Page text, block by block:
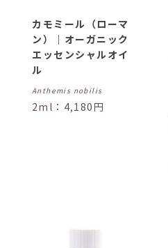
カモミール（ローマ
ン）｜オーガニック
エッセンシャルオイ
ル
Anthemis nobilis
2ml：4,180円